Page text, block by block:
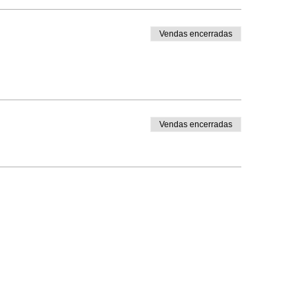
Vendas encerradas
Vendas encerradas